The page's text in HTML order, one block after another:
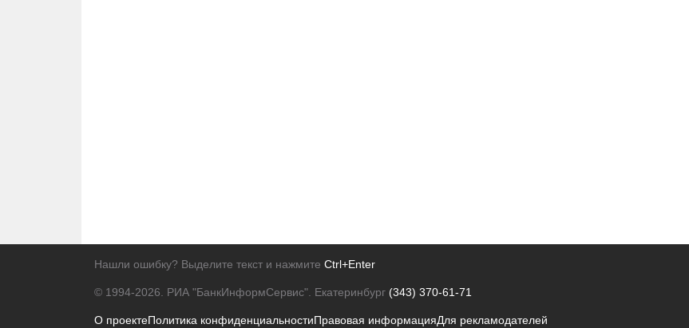
Нашли ошибку? Выделите текст и нажмите Ctrl+Enter
© 1994-2026. РИА "БанкИнформСервис". Екатеринбург (343) 370-61-71
О проектеПолитика конфиденциальностиПравовая информацияДля рекламодателей